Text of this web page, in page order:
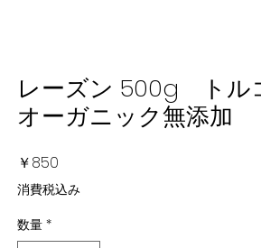
レーズン 500g トル
オーガニック無添加
￥850
格
消費税込み
数量 *